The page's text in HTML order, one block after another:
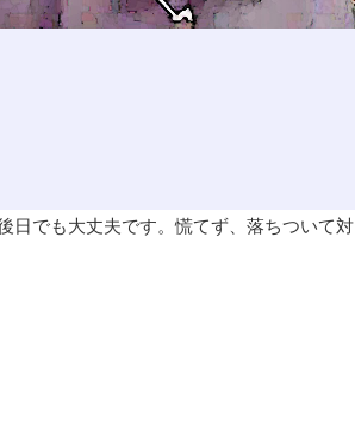
日でも大丈夫です。慌てず、落ちついて対